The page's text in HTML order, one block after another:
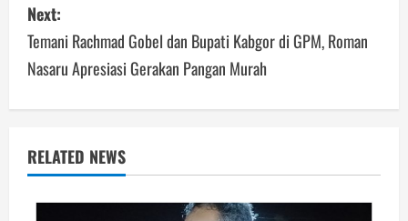
Next:
Temani Rachmad Gobel dan Bupati Kabgor di GPM, Roman
Nasaru Apresiasi Gerakan Pangan Murah
RELATED NEWS